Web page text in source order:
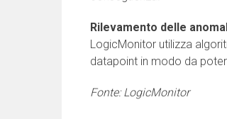
Rilevamento delle
LogicMonitor utilizza
datapoint in modo da
Fonte: LogicMonitor